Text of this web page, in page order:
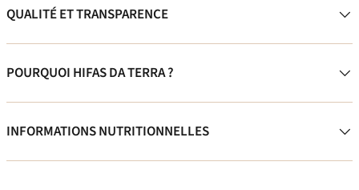
QUALITÉ ET TRANSPARENCE
POURQUOI HIFAS DA TERRA ?
INFORMATIONS NUTRITIONNELLES